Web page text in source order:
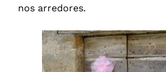
nos arredores.